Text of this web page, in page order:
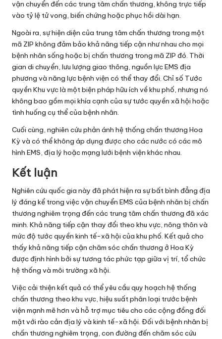
vận chuyển đến các trung tâm chấn thương, không trực tiếp
vào tỷ lệ tử vong, biến chứng hoặc phục hồi dài hạn.
Ngoài ra, sự hiện diện của trung tâm chấn thương trong một
mã ZIP không đảm bảo khả năng tiếp cận như nhau cho mọi
bệnh nhân sống hoặc bị chấn thương trong mã ZIP đó. Thời
gian di chuyển, lưu lượng giao thông, nguồn lực EMS địa
phương và năng lực bệnh viện có thể thay đổi. Chỉ số Tước
quyền Khu vực là một biện pháp hữu ích về khu phố, nhưng nó
không bao gồm mọi khía cạnh của sự tước quyền xã hội hoặc
tình huống cụ thể của bệnh nhân.
Cuối cùng, nghiên cứu phản ánh hệ thống chấn thương Hoa
Kỳ và có thể không áp dụng được cho các nước có các mô
hình EMS, địa lý hoặc mạng lưới bệnh viện khác nhau.
Kết luận
Nghiên cứu quốc gia này đã phát hiện ra sự bất bình đẳng địa
lý đáng kể trong việc vận chuyển EMS của bệnh nhân bị chấn
thương nghiêm trọng đến các trung tâm chấn thương đã xác
minh. Khả năng tiếp cận thay đổi theo khu vực, nông thôn và
mức độ tước quyền kinh tế-xã hội của khu phố. Kết quả cho
thấy khả năng tiếp cận chăm sóc chấn thương ở Hoa Kỳ
được định hình bởi sự tương tác phức tạp giữa vị trí, tổ chức
hệ thống và môi trường xã hội.
Việc cải thiện kết quả có thể yêu cầu quy hoạch hệ thống
chấn thương theo khu vực, hiệu suất phân loại trước bệnh
viện mạnh mẽ hơn và hỗ trợ mục tiêu cho các cộng đồng đối
mặt với rào cản địa lý và kinh tế-xã hội. Đối với bệnh nhân bị
chấn thương nghiêm trọng, con đường đến chăm sóc cứu